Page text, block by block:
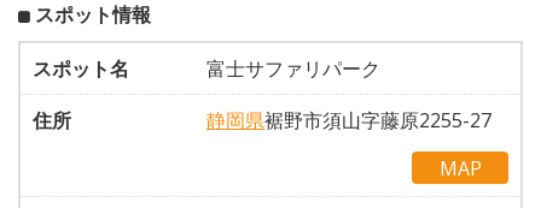
スポット情報
スポット名
富士サファリパーク
住所
静岡県裾野市須山字藤原2255-27
MAP